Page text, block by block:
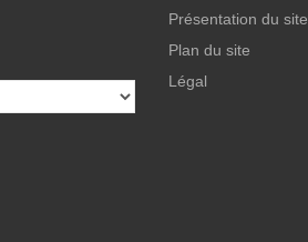
Présentation du site
Plan du site
Légal